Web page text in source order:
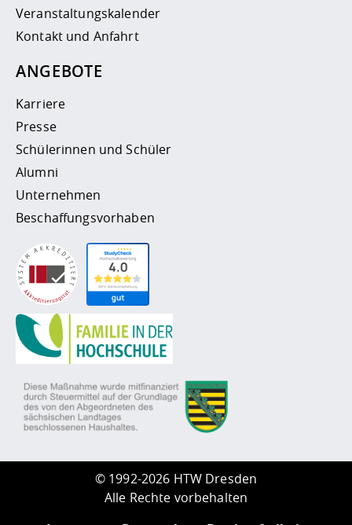
Veranstaltungskalender
Kontakt und Anfahrt
ANGEBOTE
Karriere
Presse
Schülerinnen und Schüler
Alumni
Unternehmen
Beschaffungsvorhaben
© 1992-2026 HTW Dresden
Alle Rechte vorbehalten